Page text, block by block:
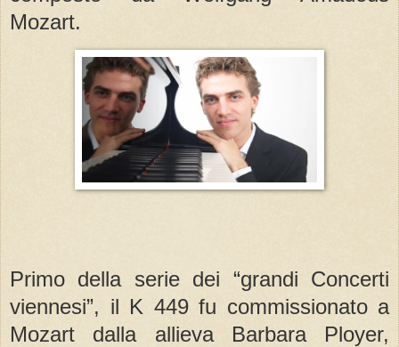
Mozart.
Primo della serie dei “grandi Concerti
viennesi”, il K 449 fu commissionato a
Mozart dalla allieva Barbara Ployer,